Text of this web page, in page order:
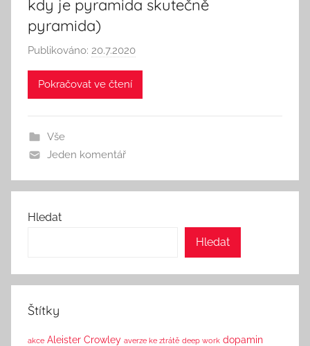
kdy je pyramida skutečně
pyramida)
Publikováno: 20.7.2020
u
e
T
n
Pokračovat ve čtení
Vše
Jeden komentář
Hledat
Hledat
Štítky
akce Aleister Crowley averze ke ztrátě deep work dopamin